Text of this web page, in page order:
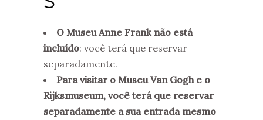
O Museu Anne Frank não está
incluído: você terá que reservar
separadamente.
Para visitar o Museu Van Gogh e o
Rijksmuseum, você terá que reservar
separadamente a sua entrada mesmo